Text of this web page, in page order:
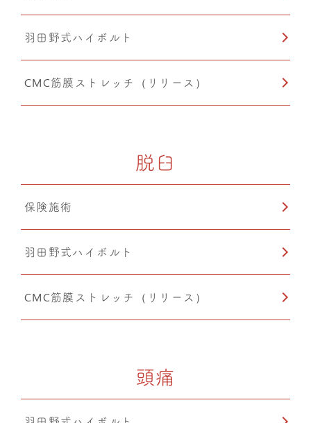
羽田野式ハイボルト
CMC筋膜ストレッチ（リリース）
脱臼
保険施術
羽田野式ハイボルト
CMC筋膜ストレッチ（リリース）
頭痛